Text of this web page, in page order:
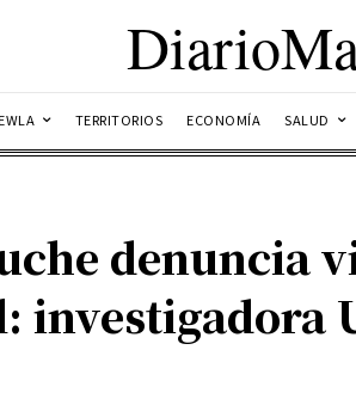
TERRITORIOS ECONOMÍA SALUD
denuncia
investigadora